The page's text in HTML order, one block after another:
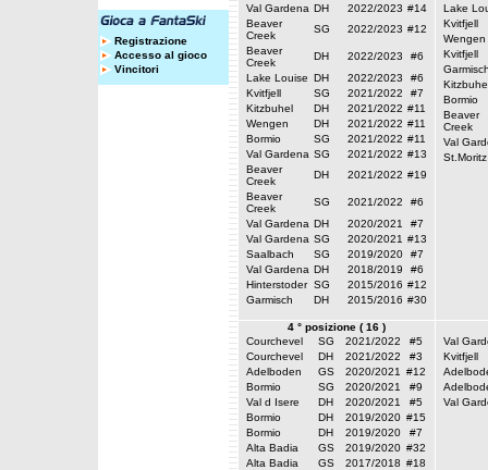
Registrazione
Accesso al gioco
Vincitori
Val Gardena DH 2022/2023 #14
Beaver
Creek
SG 2022/2023 #12
Beaver
Creek
DH 2022/2023
#6
Lake Louise DH 2022/2023
#6
Kvitfjell
SG 2021/2022
#7
Kitzbuhel
DH 2021/2022 #11
Wengen
DH 2021/2022 #11
Bormio
SG 2021/2022 #11
Val Gardena SG 2021/2022 #13
Beaver
Creek
DH 2021/2022 #19
Beaver
Creek
SG 2021/2022
#6
Val Gardena DH 2020/2021
#7
Val Gardena SG 2020/2021 #13
Saalbach
SG 2019/2020
#7
Val Gardena DH 2018/2019
#6
Hinterstoder SG 2015/2016 #12
Garmisch
DH 2015/2016 #30
Lake
Kvitfjell
Wengen
Kvitfjell
Bormio
Beaver
Creek
Val
St.Moritz
4 ° posizione ( 16 )
Courchevel
SG 2021/2022
#5
Courchevel
DH 2021/2022
#3
Adelboden
GS 2020/2021
#12
Bormio
SG 2020/2021
#9
Val d Isere
DH 2020/2021
#5
Bormio
DH 2019/2020 #15
Bormio
DH 2019/2020
#7
Alta Badia
GS 2019/2020 #32
Alta Badia
GS 2017/2018 #18
Val
Kvitfjell
Val